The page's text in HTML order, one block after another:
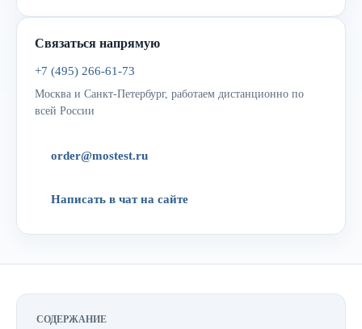
Связаться напрямую
+7 (495) 266-61-73
Москва и Санкт-Петербург, работаем дистанционно по
всей России
order@mostest.ru
Написать в чат на сайте
СОДЕРЖАНИЕ